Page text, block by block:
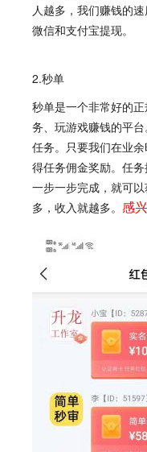
人越多，我们赚钱的
微信和支付宝提现。
2.秒单
秒单是一个非常好的
务、玩游戏赚钱的平
任务。只要我们在业
得任务佣金奖励。任
一步一步完成，就可
多，收入就越多。 感